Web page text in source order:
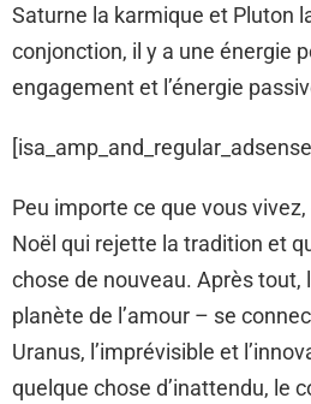
Saturne la karmique et Pluton
conjonction, il y a une énergie
engagement et l’énergie
Peu importe ce que vous
Noël qui rejette la tradition et
chose de nouveau. Après tout,
planète de l’amour – se
Uranus, l’imprévisible et
quelque chose d’inattendu, le